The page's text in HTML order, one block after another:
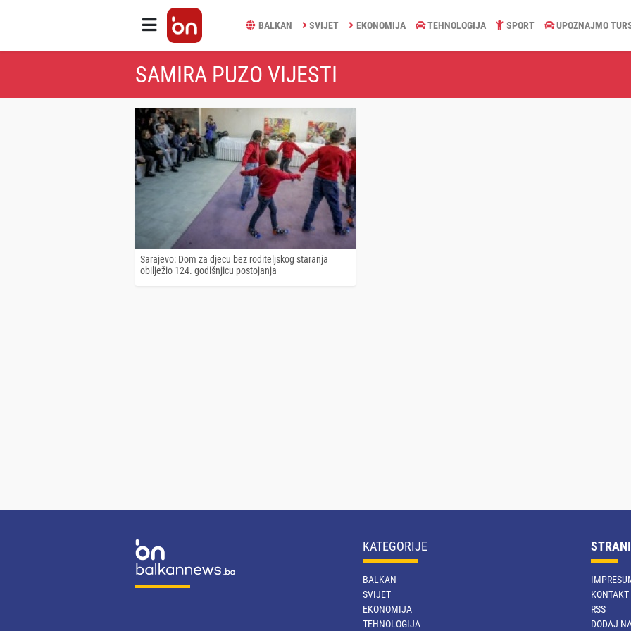
BALKAN SVIJET EKONOMIJA TEHNOLOGIJA SPORT UPOZNAJMO
SAMIRA PUZO VIJESTI
Sarajevo: Dom za djecu bez roditeljskog staranja
obilježio 124. godišnjicu postojanja
KATEGORIJE
BALKAN
SVIJET
EKONOMIJA
TEHNOLOGIJA
KONTAKT
RSS
DODAJ